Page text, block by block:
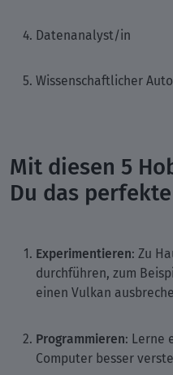
Datenanalyst/in
Wissenschaftlicher
Mit diesen 5
Du das
Experimentieren: Zu
durchführen, zum
einen Vulkan
Programmieren: Lerne
Computer besser